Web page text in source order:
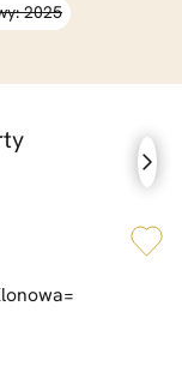
2025